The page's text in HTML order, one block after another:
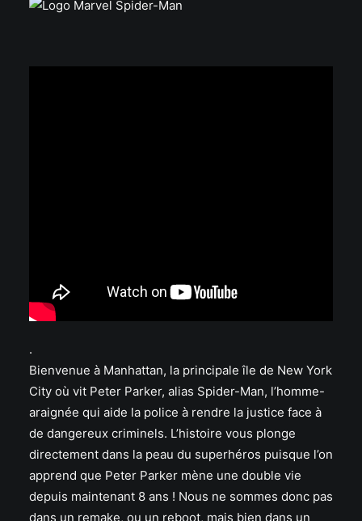
.
Bienvenue à Manhattan, la principale île de New York
City où vit Peter Parker, alias Spider-Man, l’homme-
araignée qui aide la police à rendre la justice face à
de dangereux criminels. L’histoire vous plonge
directement dans la peau du superhéros puisque l’on
apprend que Peter Parker mène une double vie
depuis maintenant 8 ans ! Nous ne sommes donc pas
dans un remake, ou un reboot, mais bien dans un